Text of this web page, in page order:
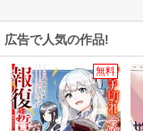
広告で人気の作品!
無料